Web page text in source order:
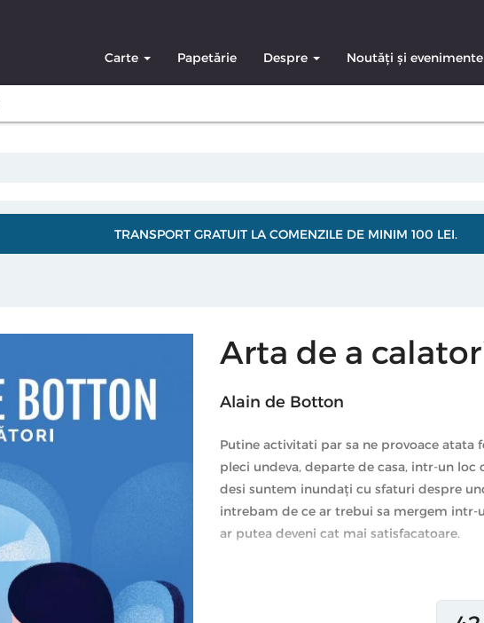
Carte Papetărie Despre Noutăți și evenimente
TRANSPORT GRATUIT LA COMENZILE DE MINIM 100 LEI.
Arta de a
Alain de Botton
Putine activitati par sa ne provoace atata
pleci undeva, departe de casa, intr-un loc
desi suntem inundaţi cu sfaturi despre
intrebam de ce ar trebui sa mergem
ar putea deveni cat mai satisfacatoare.
Cu ajutorul unor scriitori, artisti si
informatii nepretuite despre subiect, de